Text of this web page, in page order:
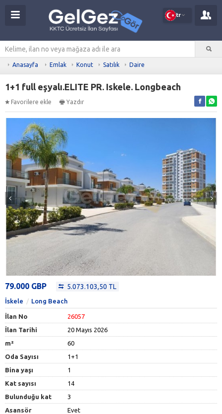
tr
Anasayfa Emlak Konut Satılık Daire
1+1 full eşyalı.ELITE PR. Iskele. Longbeach
Favorilere ekle Yazdır
79.000 GBP 5.073.103,50 TL
İskele Long Beach
İlan No
26057
İlan Tarihi
20 Mayıs 2026
m²
60
Oda Sayısı
1+1
Bina yaşı
1
Kat sayısı
14
Bulunduğu kat
3
Asansör
Evet